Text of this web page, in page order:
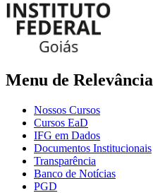
Menu de Relevância
Nossos Cursos
Cursos EaD
IFG em Dados
Documentos Institucionais
Transparência
Banco de Notícias
PGD